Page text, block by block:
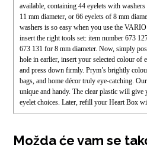
available, containing 44 eyelets with
11 mm diameter, or 66 eyelets of 8 mm
washers is so easy when you use the
insert the right tools set: item number 673
673 131 for 8 mm diameter. Now, simply
hole in earlier, insert your selected colour of
and press down firmly. Prym’s brightly
bags, and home décor truly eye-catching.
unique and handy. The clear plastic will
eyelet choices. Later, refill your Heart Box
Možda će vam se